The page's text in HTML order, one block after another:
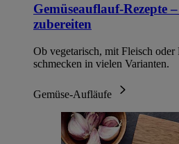
Gemüseauflauf-Rezepte
zubereiten
Ob vegetarisch, mit Fleisch oder
schmecken in vielen Varianten.
Gemüse-Aufläufe